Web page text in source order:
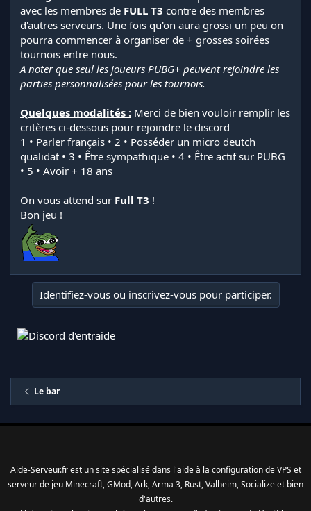
avec les membres de FULL T3 contre des membres
d'autres serveurs. Une fois qu'on aura grossi un peu on
pourra commencer à organiser de + grosses soirées
tournois entre nous.
A noter que seul les joueurs PUBG+ peuvent rejoindre les
parties personnalisées pour les tournois.
Quelques modalités : Merci de bien vouloir remplir les
critères ci-dessous pour rejoindre le discord
1 • Parler français • 2 • Posséder un micro deutch
qualidat • 3 • Être sympathique • 4 • Être actif sur PUBG
• 5 • Avoir + 18 ans
On vous attend sur Full T3 !
Bon jeu !
Identifiez-vous ou inscrivez-vous pour participer.
Le bar
Aide-Serveur.fr est un site spécialisé dans l'aide à la configuration de VPS et
serveur de jeu Minecraft, GMod, Ark, Arma 3, Rust, Valheim, Socialize et bien
d'autres.